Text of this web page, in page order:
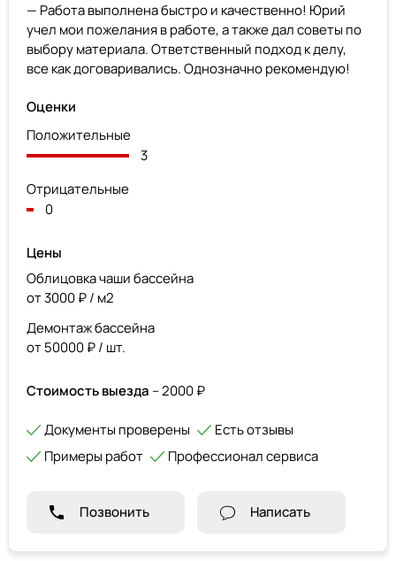
— Работа выполнена быстро и качественно! Юрий
учел мои пожелания в работе, а также дал советы по
выбору материала. Ответственный подход к делу,
все как договаривались. Однозначно рекомендую!
Оценки
Положительные
3
Отрицательные
0
Цены
Облицовка чаши бассейна
от 3000 ₽ / м2
Демонтаж бассейна
от 50000 ₽ / шт.
Стоимость выезда – 2000 ₽
Документы проверены
Есть отзывы
Примеры работ
Профессионал сервиса
Позвонить Написать